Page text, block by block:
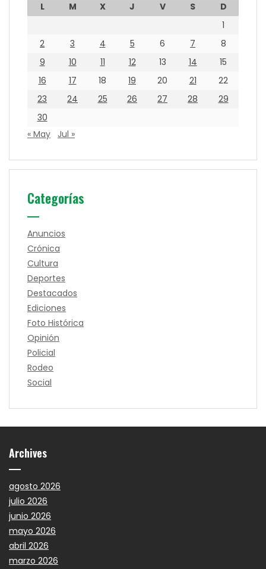
L M X J V S
D
1
2
3 4 5 6 7
8
9
10 11 12 13 14
15
16
17 18 19 20 21
22
23
24 25 26 27 28
29
30
« May
Jul »
Categorías
Anuncios
Crónica
Cultura
Deportes
Destacados
Ediciones
Foto Histórica
Opinión
Policial
Rodeo
Social
Archives
agosto 2026
julio 2026
junio 2026
mayo 2026
abril 2026
marzo 2026